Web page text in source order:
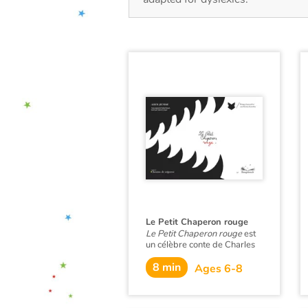
Le Petit Chaperon rouge
Le Petit Chaperon rougeest
un célèbre conte de Charles
Perrault. Il raconte l’histoire
d’une petite fille qui doit
traverser la forêt pour aller
8 min Ages 6-8